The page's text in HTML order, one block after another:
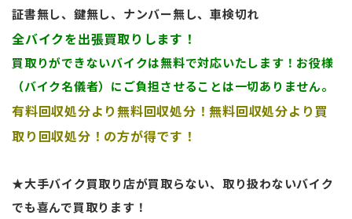
証書無し、鍵無し、ナンバー無し、車検切れ
全バイクを出張買取りします！
買取りができないバイクは無料で対応いたします！お役様
（バイク名儀者）にご負担させることは一切ありません。
有料回収処分より無料回収処分！無料回収処分より買
取り回収処分！の方が得です！
★大手バイク買取り店が買取らない、取り扱わないバイク
でも喜んで買取ります！